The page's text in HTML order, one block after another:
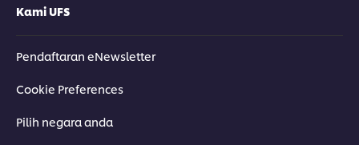
Kami UFS
Pendaftaran eNewsletter
Cookie Preferences
Pilih negara anda